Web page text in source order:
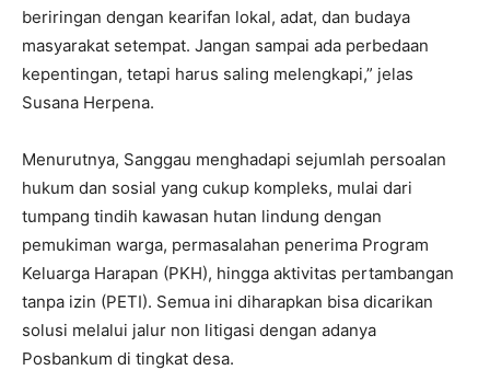
beriringan dengan kearifan lokal, adat, dan budaya
masyarakat setempat. Jangan sampai ada perbedaan
kepentingan, tetapi harus saling melengkapi,” jelas
Susana Herpena.
Menurutnya, Sanggau menghadapi sejumlah persoalan
hukum dan sosial yang cukup kompleks, mulai dari
tumpang tindih kawasan hutan lindung dengan
pemukiman warga, permasalahan penerima Program
Keluarga Harapan (PKH), hingga aktivitas pertambangan
tanpa izin (PETI). Semua ini diharapkan bisa dicarikan
solusi melalui jalur non litigasi dengan adanya
Posbankum di tingkat desa.